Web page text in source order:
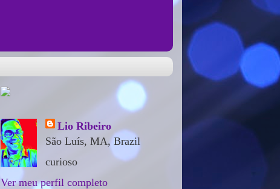
Lio Ribeiro
São Luís, MA, Brazil
curioso
Ver meu perfil completo